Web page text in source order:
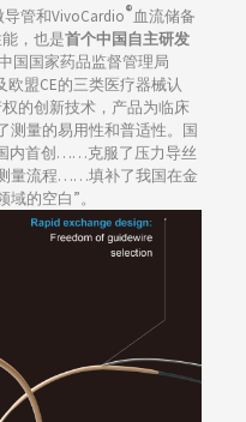
导管和VivoCardio® 血流储备
，也是首个中国自主研发
国国家药品监督管理局
欧盟CE的三类医疗器械认
的创新技术，产品为临床
测量的易用性和普适性。国
内首创……克服了压力导丝
量流程……填补了我国在金
的空白”。